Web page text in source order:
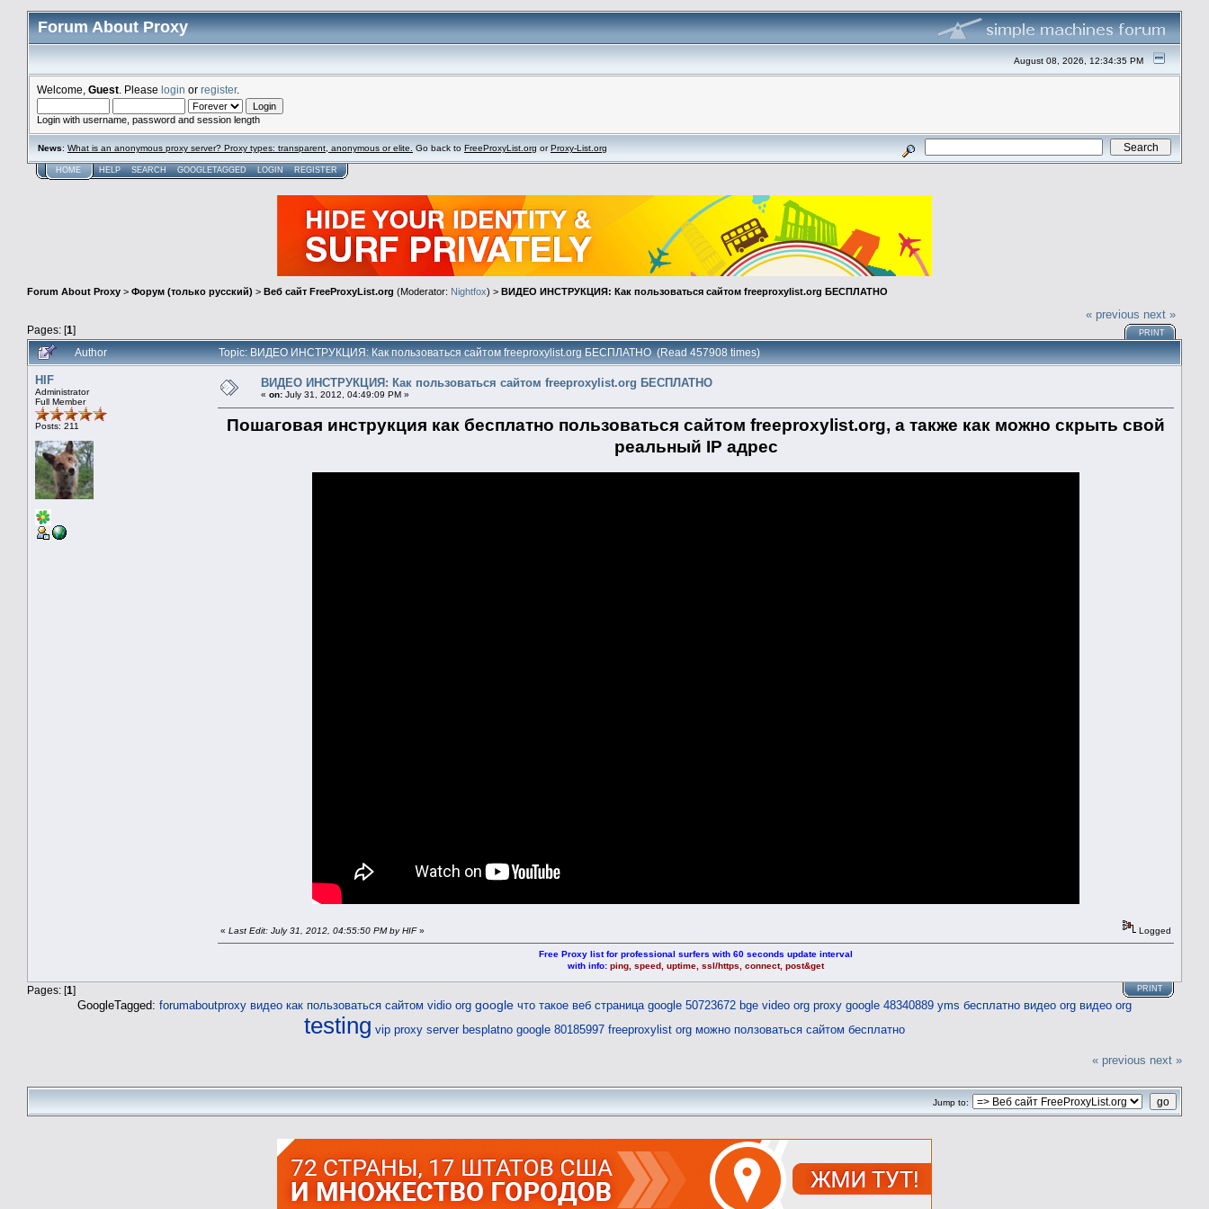
Forum About Proxy
August 08, 2026, 12:34:35 PM
Welcome, Guest . Please login or register.
Login with username, password and session length
News: What is an anonymous proxy server? Proxy types: transparent, anonymous or elite. Go back to FreeProxyList.org orProxy-List.org
HOME HELP SEARCH GOOGLETAGGED LOGIN REGISTER
Forum About Proxy > Форум (только русский) > Веб сайт FreeProxyList.org (Moderator: Nightfox) > ВИДЕО ИНСТРУКЦИЯ: Как пользоваться сайтом freeproxylist.org БЕСПЛАТНО
Pages: [1]
« previous next »
PRINT
Author Topic: ВИДЕО ИНСТРУКЦИЯ: Как пользоваться сайтом freeproxylist.org БЕСПЛАТНО (Read 457908 times)
HIF
Administrator
Full Member
Posts: 211
ВИДЕО ИНСТРУКЦИЯ: Как пользоваться сайтом freeproxylist.org БЕСПЛАТНО
« on: July 31, 2012, 04:49:09 PM »
Пошаговая инструкция как бесплатно пользоваться сайтом freeproxylist.org, а также как можно скрыть свой
реальный IP адрес
« Last Edit: July 31, 2012, 04:55:50 PM by HIF» Logged
Free Proxy list for professional surfers with 60 seconds update interval
with info: ping, speed, uptime, ssl/https, connect, post&get
Pages: [1] PRINT
GoogleTagged: forumaboutproxy видео как пользоваться сайтом vidio org google что такое веб страница google 50723672 bge video org proxy google 48340889 yms бесплатно видео org видео org
testing vip proxy server besplatno google 80185997 freeproxylist org можно ползоваться сайтом бесплатно
« previous next »
Jump to: